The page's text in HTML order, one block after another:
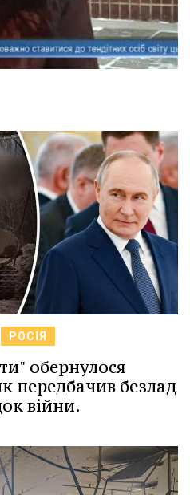
РОСІЯ
обернулося
передбачив безлад
війни.